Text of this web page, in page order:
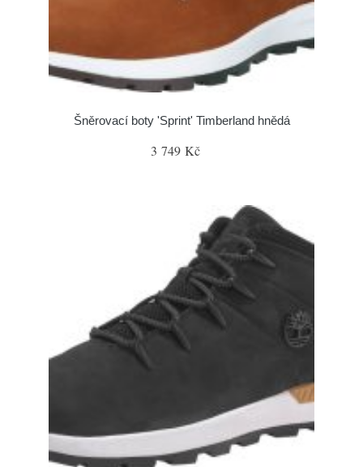
Šněrovací boty 'Sprint' Timberland hnědá
3 749 Kč